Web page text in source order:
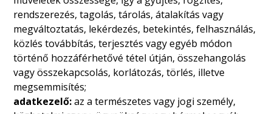
rendszerezés, tagolás, tárolás, átalakítás vagy
megváltoztatás, lekérdezés, betekintés, felhasználás,
közlés továbbítás, terjesztés vagy egyéb módon
történő hozzáférhetővé tétel útján, összehangolás
vagy összekapcsolás, korlátozás, törlés, illetve
megsemmisítés;
adatkezelő:az a természetes vagy jogi személy,